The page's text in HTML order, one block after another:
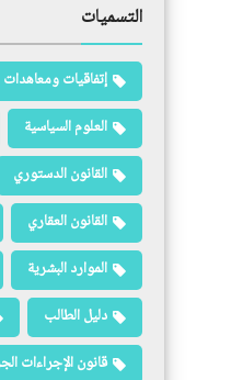
التسميات
إتفاقيات ومعاهدات
العلوم السياسية
القانون الدستوري
القانون العقاري
الموارد البشرية
دليل الطالب
قانون الإجراءات